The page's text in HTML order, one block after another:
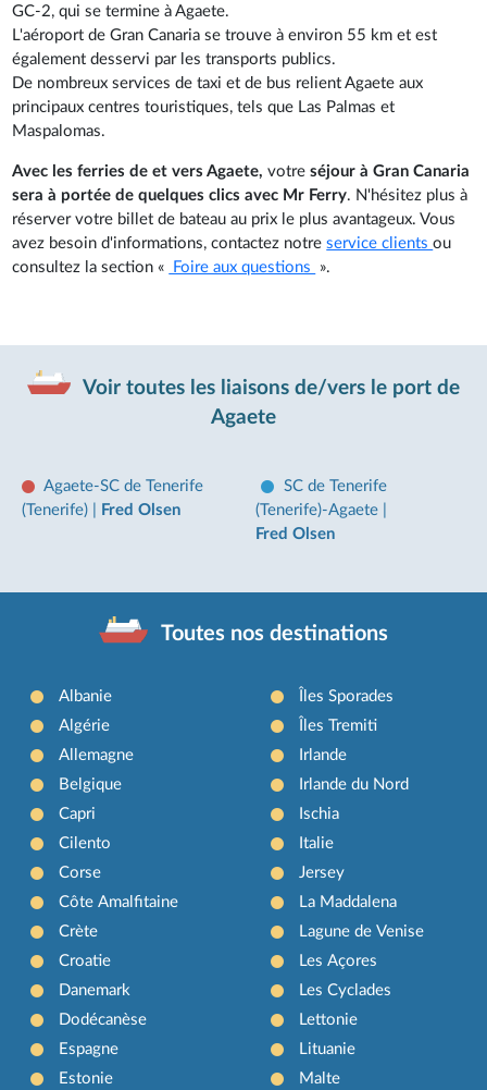
GC-2, qui se termine à Agaete.
L'aéroport de Gran Canaria se trouve à environ 55 km et est
également desservi par les transports publics.
De nombreux services de taxi et de bus relient Agaete aux
principaux centres touristiques, tels que Las Palmas et
Maspalomas.
Avec les ferries de et vers Agaete, votreséjour à Gran Canaria
sera à portée de quelques clics avec Mr Ferry. N'hésitez plus à
réserver votre billet de bateau au prix le plus avantageux. Vous
avez besoin d'informations, contactez notreservice clientsou
consultez la section «
Foire aux questions ».
Voir toutes les liaisons de/vers le port de
Agaete
Agaete-SC de Tenerife
(Tenerife)
Fred Olsen
SC de Tenerife
(Tenerife)-Agaete
Fred Olsen
Toutes nos destinations
Albanie
Algérie
Allemagne
Belgique
Capri
Cilento
Corse
Côte Amalfitaine
Crète
Croatie
Danemark
Dodécanèse
Espagne
Estonie
Îles Sporades
Îles Tremiti
Irlande
Irlande du Nord
Ischia
Italie
Jersey
La Maddalena
Lagune de Venise
Les Açores
Les Cyclades
Lettonie
Lituanie
Malte